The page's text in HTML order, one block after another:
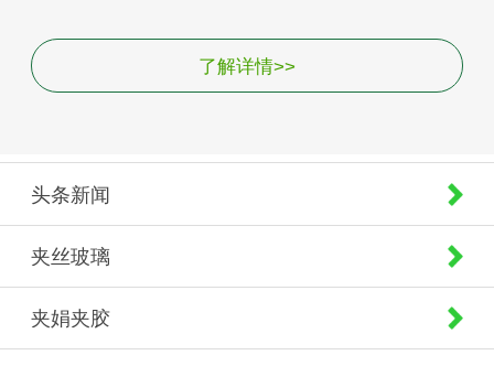
了解详情>>
头条新闻
夹丝玻璃
夹娟夹胶